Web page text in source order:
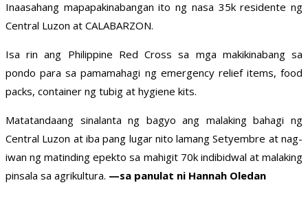
Inaasahang mapapakinabangan ito ng nasa 35k residente ng
Central Luzon at CALABARZON.
Isa rin ang Philippine Red Cross sa mga makikinabang sa
pondo para sa pamamahagi ng emergency relief items, food
packs, container ng tubig at hygiene kits.
Matatandaang sinalanta ng bagyo ang malaking bahagi ng
Central Luzon at iba pang lugar nito lamang Setyembre at nag-
iwan ng matinding epekto sa mahigit 70k indibidwal at malaking
pinsala sa agrikultura. —sa panulat ni Hannah Oledan